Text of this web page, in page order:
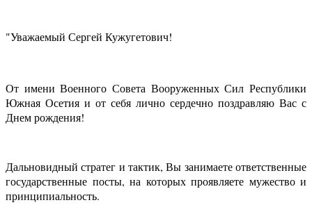
"Уважаемый Сергей Кужугетович!
От имени Военного Совета Вооруженных Сил Республики
Южная Осетия и от себя лично сердечно поздравляю Вас с
Днем рождения!
Дальновидный стратег и тактик, Вы занимаете ответственные
государственные посты, на которых проявляете мужество и
принципиальность.